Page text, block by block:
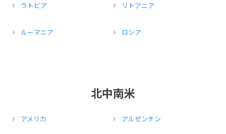
ラトビア リトアニア
ルーマニア ロシア
北中南米
アメリカ アルゼンチン